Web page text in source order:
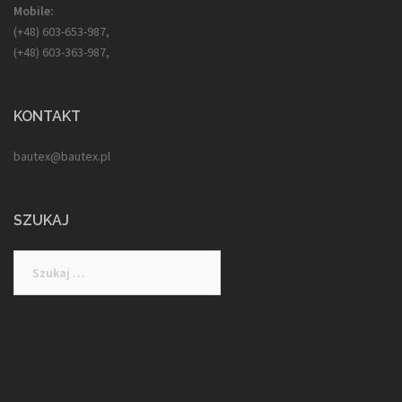
Mobile:
(+48) 603-653-987,
(+48) 603-363-987,
KONTAKT
bautex@bautex.pl
SZUKAJ